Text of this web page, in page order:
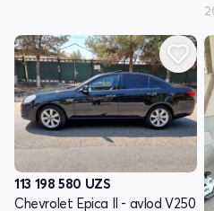
113 198 580 UZS
Chevrolet Epica II - avlod V250